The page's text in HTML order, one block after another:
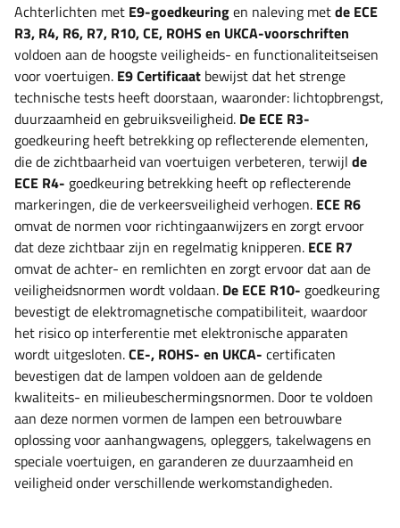
Achterlichten met E9-goedkeuringen naleving metde ECE
R3, R4, R6, R7, R10, CE, ROHS en UKCA-voorschriften
voldoen aan de hoogste veiligheids- en functionaliteitseisen
voor voertuigen. E9 Certificaat bewijst dat het strenge
technische tests heeft doorstaan, waaronder: lichtopbrengst,
duurzaamheid en gebruiksveiligheid. De ECE R3-
goedkeuring heeft betrekking op reflecterende elementen,
die de zichtbaarheid van voertuigen verbeteren, terwijl de
ECE R4- goedkeuring betrekking heeft op reflecterende
markeringen, die de verkeersveiligheid verhogen. ECE R6
omvat de normen voor richtingaanwijzers en zorgt ervoor
dat deze zichtbaar zijn en regelmatig knipperen. ECE R7
omvat de achter- en remlichten en zorgt ervoor dat aan de
veiligheidsnormen wordt voldaan. De ECE R10- goedkeuring
bevestigt de elektromagnetische compatibiliteit, waardoor
het risico op interferentie met elektronische apparaten
wordt uitgesloten.CE-, ROHS- en UKCA- certificaten
bevestigen dat de lampen voldoen aan de geldende
kwaliteits- en milieubeschermingsnormen. Door te voldoen
aan deze normen vormen de lampen een betrouwbare
oplossing voor aanhangwagens, opleggers, takelwagens en
speciale voertuigen, en garanderen ze duurzaamheid en
veiligheid onder verschillende werkomstandigheden.